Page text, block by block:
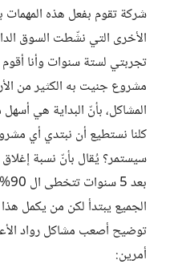
شركة تقوم بفعل هذه المهمات
الأخرى التي نشّطت السوق
تجربتي لستة سنوات وأنا أقوم
مشروع جنيت به الكثير من
المشاكل، بأنّ البداية هي
كلنا نستطيع أن نبتدي أي
سيستمر؟ يُقال بأنّ نسبة
الجميع يبتدأ لكن من يكمل
توضيح أصعب مشاكل رواد
أمرين: